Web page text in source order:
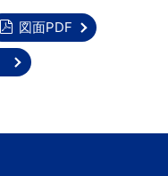
図面PDF